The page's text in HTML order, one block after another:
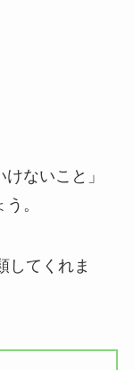
ないこと」
。
してくれま